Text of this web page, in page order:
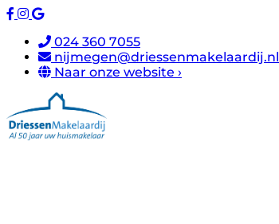
024 360 7055
nijmegen@driessenmakelaardij.nl
Naar onze website ›